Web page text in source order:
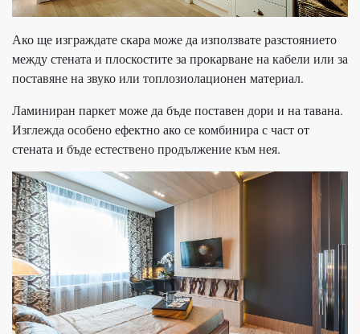
Ако ще изграждате скара може да използвате разстоянието
между стената и плоскостите за прокарване на кабели или за
поставяне на звуко или топлозиолационен материал.
Ламиниран паркет може да бъде поставен дори и на тавана.
Изглежда особено ефектно ако се комбинира с част от
стената и бъде естествено продължение към нея.